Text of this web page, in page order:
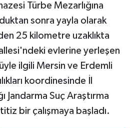
Türbe Mezarlığına
sonra yayla olarak
25 kilometre uzaklıkta
evlerine yerleşen
ilgili Mersin ve Erdemli
koordinesinde İl
Jandarma Suç Araştırma
bir çalışmaya başladı.